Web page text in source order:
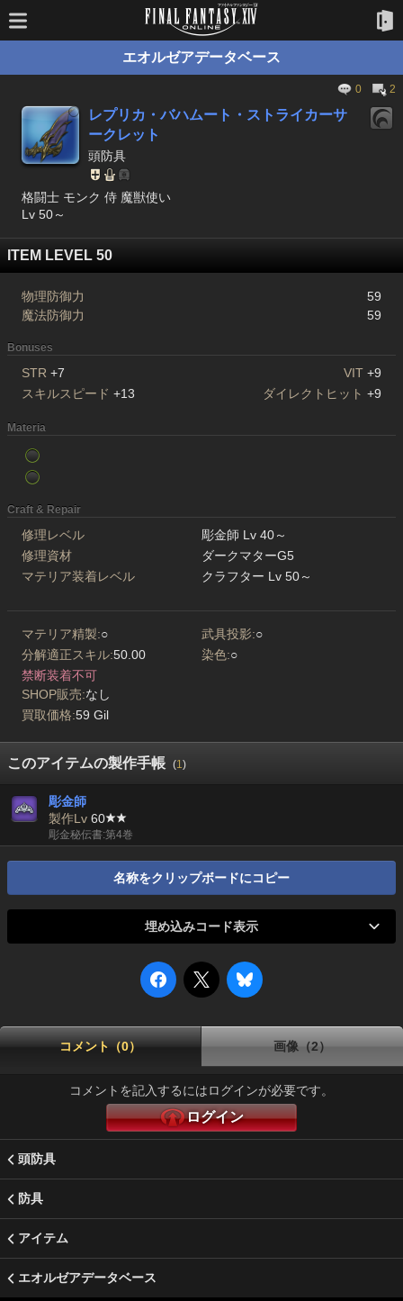
エオルゼアデータベース
0 2
レプリカ・バハムート・ストライカーサ
ークレット
頭防具
格闘士 モンク 侍 魔獣使い
Lv 50～
ITEM LEVEL 50
物理防御力
59
魔法防御力
59
Bonuses
STR +7 VIT +9
スキルスピード +13 ダイレクトヒット +9
Materia
Craft & Repair
修理レベル
彫金師 Lv 40～
修理資材
ダークマターG5
マテリア装着レベル
クラフター Lv 50～
マテリア精製:○ 武具投影:○
分解適正スキル:50.00 染色:○
禁断装着不可
SHOP販売:なし
買取価格:59 Gil
このアイテムの製作手帳 (1)
彫金師
製作Lv 60
彫金秘伝書:第4巻
名称をクリップボードにコピー
埋め込みコード表示
コメント（0） 画像（2）
コメントを記入するにはログインが必要です。
ログイン
頭防具
防具
アイテム
エオルゼアデータベース